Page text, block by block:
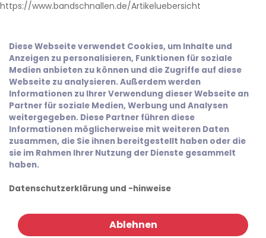
https://www.bandschnallen.de/Artikeluebersicht
Diese Webseite verwendet Cookies, um Inhalte und
Anzeigen zu personalisieren, Funktionen für soziale
Medien anbieten zu können und die Zugriffe auf diese
Webseite zu analysieren. Außerdem werden
Informationen zu Ihrer Verwendung dieser Webseite an
Partner für soziale Medien, Werbung und Analysen
weitergegeben. Diese Partner führen diese
Informationen möglicherweise mit weiteren Daten
zusammen, die Sie ihnen bereitgestellt haben oder die
sie im Rahmen Ihrer Nutzung der Dienste gesammelt
haben.
Datenschutzerklärung und -hinweise
Ablehnen